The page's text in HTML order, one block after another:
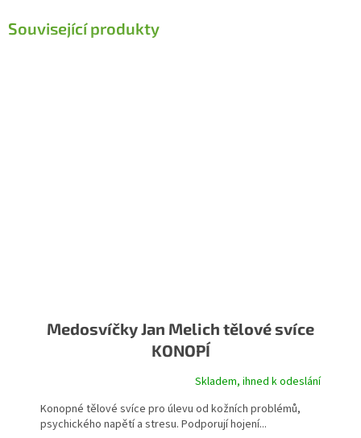
Související produkty
Medosvíčky Jan Melich tělové svíce
KONOPÍ
Průměrné hodnocení produktu je 5,0 z 5 hvězdiček.
Skladem, ihned k odeslání
Konopné tělové svíce pro úlevu od kožních problémů,
psychického napětí a stresu. Podporují hojení...